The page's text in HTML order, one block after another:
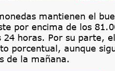
mantienen el
por encima de los
24 horas. Por su parte,
porcentual, aunque
de la mañana.